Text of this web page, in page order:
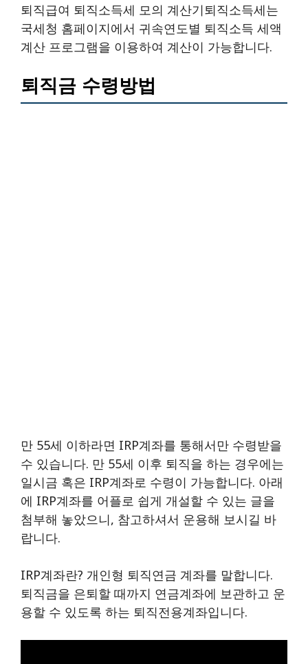
퇴직급여 퇴직소득세 모의 계산기퇴직소득세는
국세청 홈페이지에서 귀속연도별 퇴직소득 세액
계산 프로그램을 이용하여 계산이 가능합니다.
퇴직금 수령방법
만 55세 이하라면 IRP계좌를 통해서만 수령받을
수 있습니다. 만 55세 이후 퇴직을 하는 경우에는
일시금 혹은 IRP계좌로 수령이 가능합니다. 아래
에 IRP계좌를 어플로 쉽게 개설할 수 있는 글을
첨부해 놓았으니, 참고하셔서 운용해 보시길 바
랍니다.
IRP계좌란? 개인형 퇴직연금 계좌를 말합니다.
퇴직금을 은퇴할 때까지 연금계좌에 보관하고 운
용할 수 있도록 하는 퇴직전용계좌입니다.